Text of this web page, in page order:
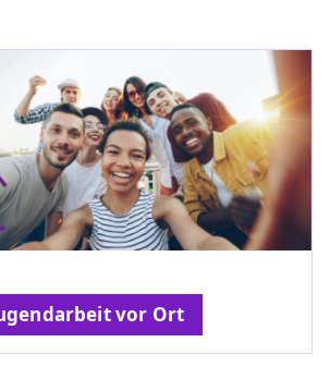
vor Ort